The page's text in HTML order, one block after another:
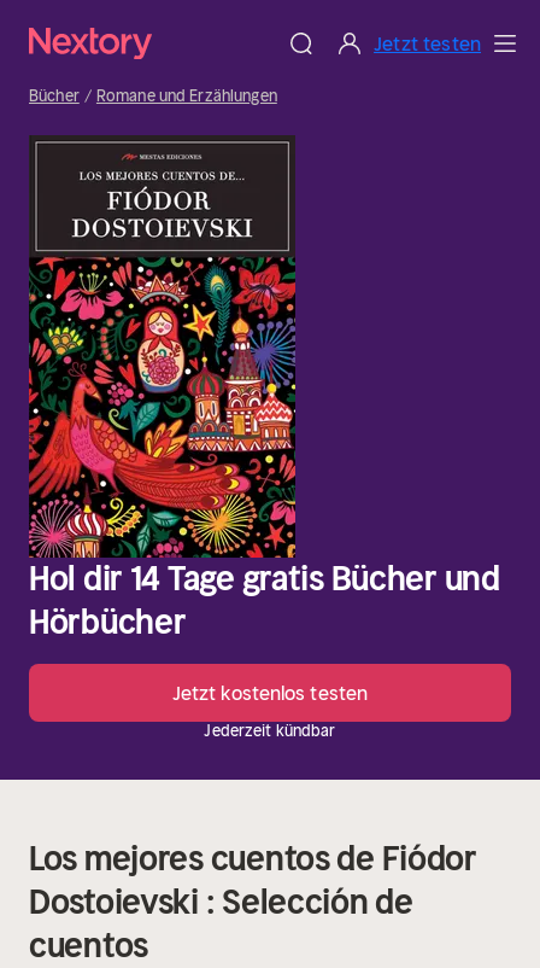
Jetzt testen
Bücher Romane und Erzählungen
Hol dir 14 Tage gratis Bücher und
Hörbücher
Jetzt kostenlos testen
Jederzeit kündbar
Los mejores cuentos de Fiódor
Dostoievski : Selección de
cuentos